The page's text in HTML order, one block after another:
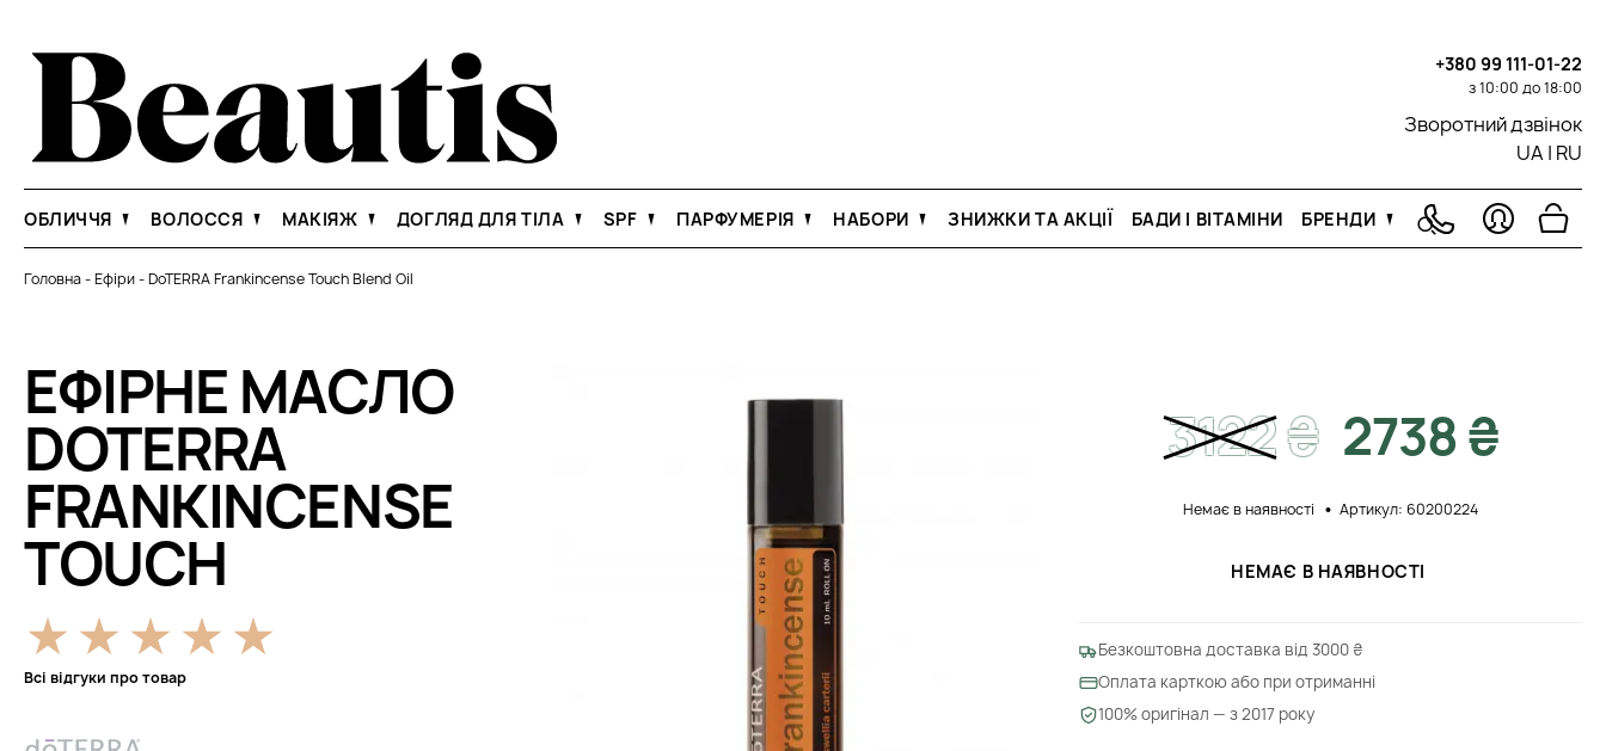
+380 99 111-01-22
з 10:00 до 18:00
Зворотний дзвінок
UA | RU
ОБЛИЧЧЯ ВОЛОССЯ МАКІЯЖ ДОГЛЯД ДЛЯ ТІЛА SPF ПАРФУМЕРІЯ НАБОРИ ЗНИЖКИ ТА АКЦІЇ БАДИ І ВІТАМІНИ БРЕНДИ
Головна-Ефіри-DoTERRA Frankincense Touch Blend Oil
ЕФІРНЕ МАСЛО
DOTERRA
FRANKINCENSE
TOUCH
Всі відгуки про товар
3122₴ 2738 ₴
Немає в наявності Артикул: 60200224
НЕМАЄ В НАЯВНОСТІ
Безкоштовна доставка від 3000 ₴
Оплата карткою або при отриманні
100% оригінал — з 2017 року